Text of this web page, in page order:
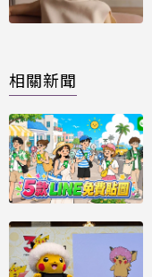
相關新聞